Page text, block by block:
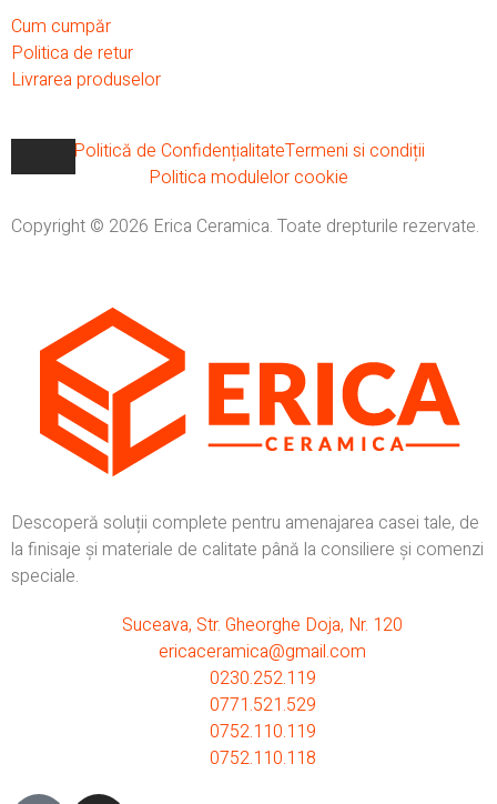
Cum cumpăr
Politica de retur
Livrarea produselor
Politică de ConfidențialitateTermeni si condiții
Politica modulelor cookie
Copyright © 2026 Erica Ceramica. Toate drepturile rezervate.
Descoperă soluții complete pentru amenajarea casei tale, de
la finisaje și materiale de calitate până la consiliere și comenzi
speciale.
Suceava, Str. Gheorghe Doja, Nr. 120
ericaceramica@gmail.com
0230.252.119
0771.521.529
0752.110.119
0752.110.118